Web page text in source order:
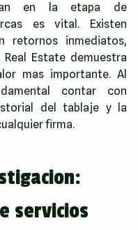
en la etapa de
es vital. Existen
retornos inmediatos,
Real Estatedemuestra
mas importante. Al
contar con
del tablaje y la
firma.
servicios